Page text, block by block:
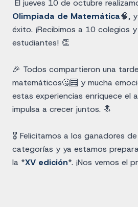
El jueves 10 de octubre
Olimpiada de Matemática🧠,
éxito. ¡Recibimos a 10 colegios
estudiantes! 👏
🎉 Todos compartieron una
matemáticos🤔🧮 y mucha
estas experiencias enriquece el
impulsa a crecer juntos. 🔝
🎖️ Felicitamos a los ganadores
categorías y ya estamos
la *XV edición*. ¡Nos vemos el